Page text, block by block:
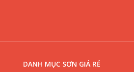
DANH MỤC SƠN GIÁ RẺ